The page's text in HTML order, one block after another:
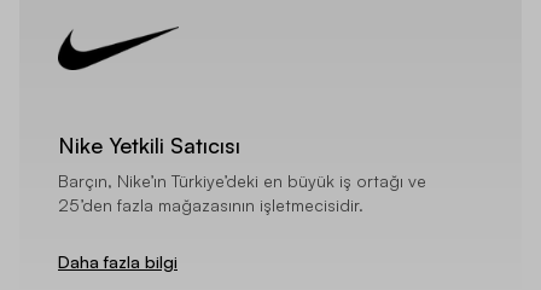
Nike Yetkili Satıcısı
Barçın, Nike’ın Türkiye’deki en büyük iş ortağı ve
25’den fazla mağazasının işletmecisidir.
Daha fazla bilgi